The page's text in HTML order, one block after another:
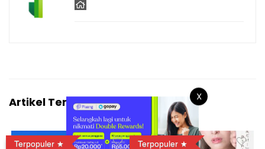
Artikel Terkait
Terpopuler Terpopuler
X